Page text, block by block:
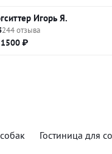
Игорь Я.
244 отзыва
₽
Гостиница для